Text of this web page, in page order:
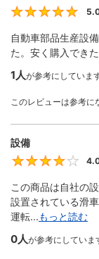
自動車部品生産設
た。安く購入でき
1人が参考にしています
このレビューは参考に
設備
この商品は自社の
設置されている滑
運転...もっと読む
0人が参考にしていま